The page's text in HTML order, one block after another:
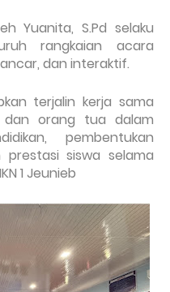
Yuanita, S.Pd selaku
rangkaian acara
dan interaktif.
terjalin kerja sama
orang tua dalam
pembentukan
siswa selama
1 Jeunieb